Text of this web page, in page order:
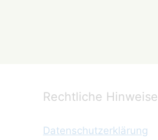
Rechtliche Hinweise
Datenschutzerklärung